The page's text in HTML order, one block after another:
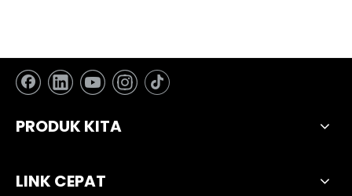
PRODUK KITA
LINK CEPAT